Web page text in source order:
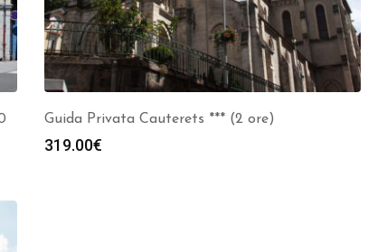
Guida Privata Cauterets *** (2 ore)
319.00€